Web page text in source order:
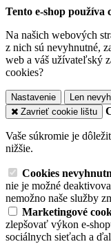
Tento e-shop používa
Na našich webových
z nich sú nevyhnutné,
web a váš užívateľský
cookies?
Nastavenie Len
Zavrieť cookie lištu
Vaše súkromie je
nižšie.
Cookies
nie je možné
nemožno naše služby
Marketingové
zlepšovať výkon e-
sociálnych sieťach a